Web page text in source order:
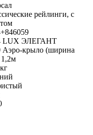
рейлинги, с
LUX ЭЛЕГАНТ
Аэро-крыло (ширина